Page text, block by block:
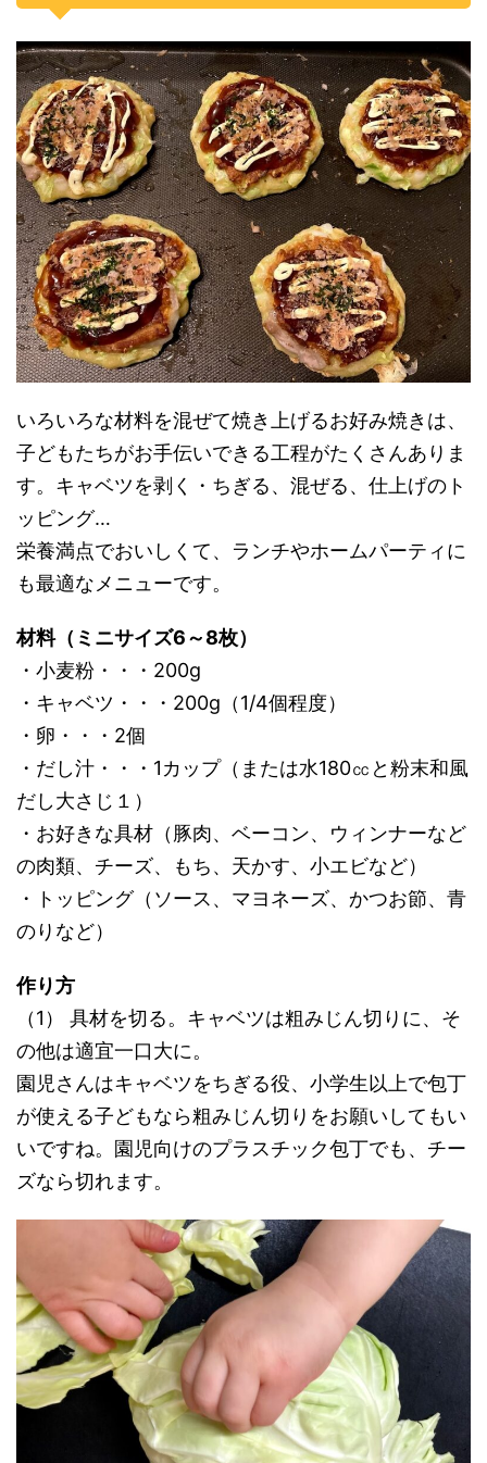
いろいろな材料を混ぜて焼き上げるお好み焼きは、
子どもたちがお手伝いできる工程がたくさんありま
す。キャベツを剥く・ちぎる、混ぜる、仕上げのト
ッピング…
栄養満点でおいしくて、ランチやホームパーティに
も最適なメニューです。
材料（ミニサイズ6～8枚）
・小麦粉・・・200g
・キャベツ・・・200g（1/4個程度）
・卵・・・2個
・だし汁・・・1カップ（または水180㏄と粉末和風
だし大さじ１）
・お好きな具材（豚肉、ベーコン、ウィンナーなど
の肉類、チーズ、もち、天かす、小エビなど）
・トッピング（ソース、マヨネーズ、かつお節、青
のりなど）
作り方
（1） 具材を切る。キャベツは粗みじん切りに、そ
の他は適宜一口大に。
園児さんはキャベツをちぎる役、小学生以上で包丁
が使える子どもなら粗みじん切りをお願いしてもい
いですね。園児向けのプラスチック包丁でも、チー
ズなら切れます。